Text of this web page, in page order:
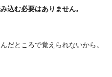
込む必要はありません。
だところで覚えられないから。